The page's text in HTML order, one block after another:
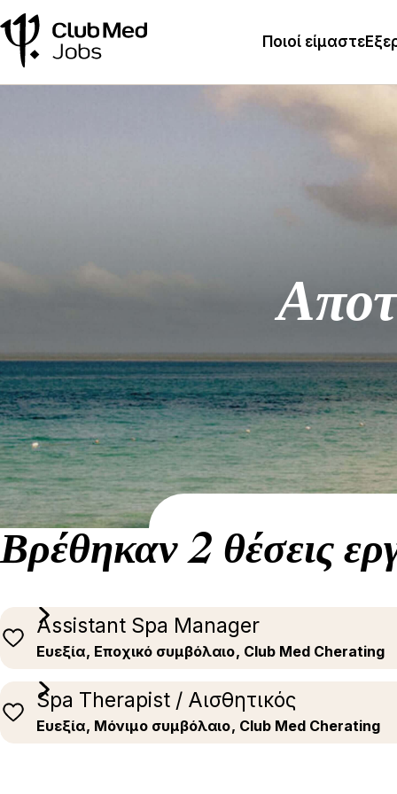
Ποιοί είμαστε
Βρέθηκαν 2 θέσεις
Assistant Spa Manager
Ευεξία, Εποχικό συμβόλαιο, Club Med Cherating
Spa Therapist / Αισθητικός
Ευεξία, Μόνιμο συμβόλαιο, Club Med Cherating